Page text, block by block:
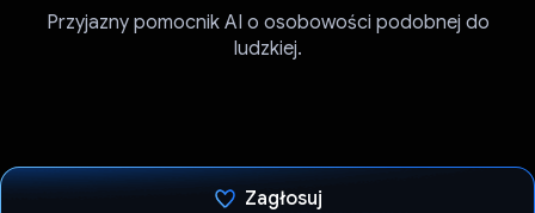
Przyjazny pomocnik AI o osobowości podobnej do
ludzkiej.
Zagłosuj